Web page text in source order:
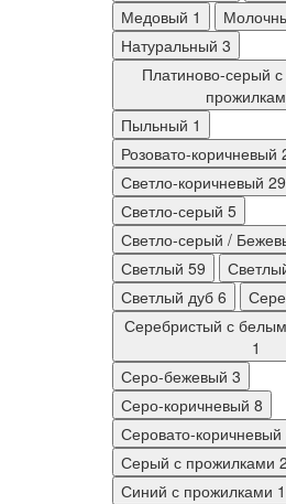
Медовый 1
Натуральный 3
Платиново-серый
Пыльный 1
Розовато-коричневый
Светло-коричневый 29
Светло-серый 5
Светло-серый /
Светлый 59
Светлый дуб 6
Серебристый с
1
Серо-бежевый 3
Серо-коричневый 8
Серовато-коричневый
Серый с прожилками 2
Синий с прожилками 1